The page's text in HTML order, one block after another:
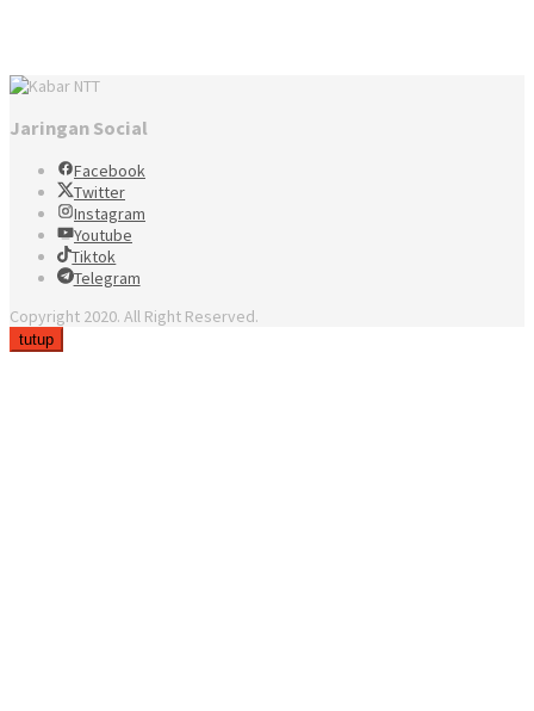
Jaringan Social
Facebook
Twitter
Instagram
Youtube
Tiktok
Telegram
Copyright 2020. All Right Reserved.
tutup